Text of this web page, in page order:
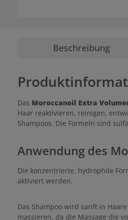
Beschreibung
Das Moroccanoil Extra
Haar reaktivieren, reinigen,
Shampoos. Die Formeln sind
Anwendung des
Die konzentrierte, hydrophile
aktiviert werden.
Das Shampoo wird sanft in
massieren, da die Massage die